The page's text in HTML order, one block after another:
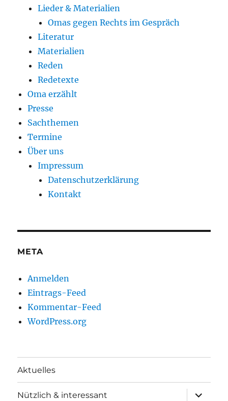
Lieder & Materialien
Omas gegen Rechts im Gespräch
Literatur
Materialien
Reden
Redetexte
Oma erzählt
Presse
Sachthemen
Termine
Über uns
Impressum
Datenschutzerklärung
Kontakt
META
Anmelden
Eintrags-Feed
Kommentar-Feed
WordPress.org
Aktuelles
Nützlich & interessant